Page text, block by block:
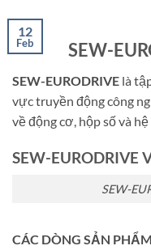
12
Feb SEW-
SEW-EURODRIVE là
vực truyền động công
về động cơ, hộp số và
SEW-EURODRIVE
SEW-
CÁC DÒNG SẢN